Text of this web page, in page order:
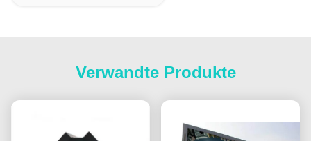
Verwandte Produkte